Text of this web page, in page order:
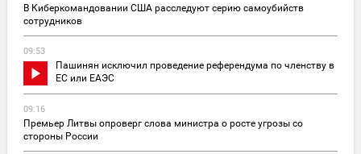
В Киберкомандовании США расследуют серию самоубийств
сотрудников
09:53
Пашинян исключил проведение референдума по членству в
ЕС или ЕАЭС
09:16
Премьер Литвы опроверг слова министра о росте угрозы со
стороны России